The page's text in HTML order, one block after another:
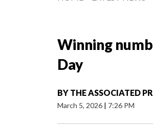
Winning
Day
BY THE ASSOCIATED
March 5, 2026 | 7:26 PM